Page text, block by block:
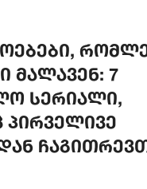
მალავენ: 7
სერიალი,